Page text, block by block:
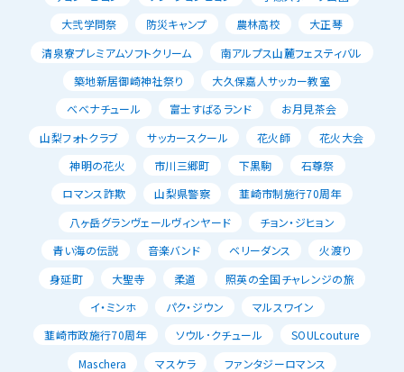
大弐学問祭
防災キャンプ 農林高校
大正琴
清泉寮プレミアムソフトクリーム
南アルプス山麓フェスティバル
築地新居御崎神社祭り
大久保嘉人サッカー教室
べべナチュール
富士すばるランド
お月見茶会
山梨フォトクラブ
サッカースクール 花火師
花火大会
神明の花火
市川三郷町 下黒駒
石尊祭
ロマンス詐欺
山梨県警察
韮崎市制施行70周年
八ヶ岳グランヴェールヴィンヤード
チョン・ジヒョン
青い海の伝説
音楽バンド ベリーダンス
火渡り
身延町
大聖寺 柔道
照英の全国チャレンジの旅
イ・ミンホ
パク・ジウン
マルスワイン
韮崎市政施行70周年
ソウル･クチュール
SOULcouture
Maschera
マスケラ
ファンタジーロマンス